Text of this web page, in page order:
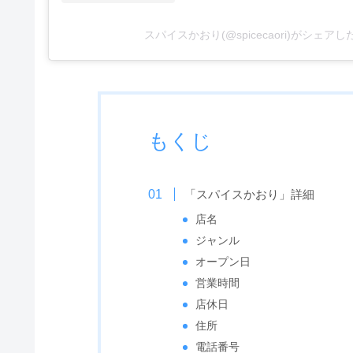
スパイスかおり(@spicecaori)がシェアし
もくじ
「スパイスかおり」詳細
店名
ジャンル
オープン日
営業時間
店休日
住所
電話番号